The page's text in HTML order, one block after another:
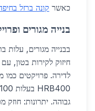
כאשר קונה ברזל
בנייה מגורים
בבנייה מגורים, עלות
לדירה. פרויקטים
גבוהה. יתרונות: חוזק